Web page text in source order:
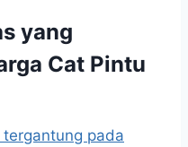
yang
Cat Pintu
pada